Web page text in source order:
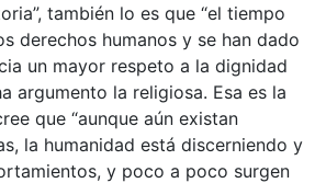
también lo es que “el tiempo
derechos humanos y se han dado
un mayor respeto a la dignidad
argumento la religiosa. Esa es la
que “aunque aún existan
la humanidad está discerniendo y
y poco a poco surgen